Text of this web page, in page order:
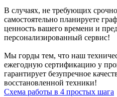
В случаях, не требующих
самостоятельно планируете
ценность вашего времени и
персонализированный сервис!
Мы горды тем, что наш
ежегодную сертификацию у
гарантирует безупречное
восстановленной техники!
Схема работы в 4 простых шага